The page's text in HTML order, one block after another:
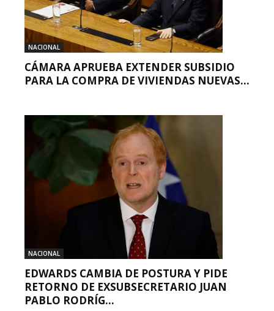
NACIONAL
CÁMARA APRUEBA EXTENDER SUBSIDIO
PARA LA COMPRA DE VIVIENDAS NUEVAS...
NACIONAL
EDWARDS CAMBIA DE POSTURA Y PIDE
RETORNO DE EXSUBSECRETARIO JUAN
PABLO RODRÍG...